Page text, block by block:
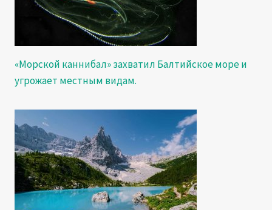
«Морской каннибал» захватил Балтийское море и
угрожает местным видам.